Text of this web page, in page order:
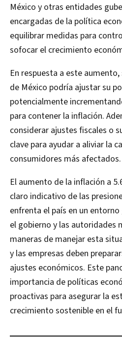
México y otras entidades
encargadas de la política
equilibrar medidas para
sofocar el crecimiento
En respuesta a este
de México podría ajustar su
potencialmente
para contener la inflación.
considerar ajustes fiscales o
clave para ayudar a aliviar la
consumidores más afectados.
El aumento de la inflación a
claro indicativo de las
enfrenta el país en un
el gobierno y las autoridades
maneras de manejar esta
y las empresas deben
ajustes económicos. Este
importancia de políticas
proactivas para asegurar la
crecimiento sostenible en el